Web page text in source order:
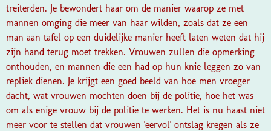
treiterden. Je bewondert haar om de manier waarop ze met
mannen omging die meer van haar wilden, zoals dat ze een
man aan tafel op een duidelijke manier heeft laten weten dat hij
zijn hand terug moet trekken. Vrouwen zullen die opmerking
onthouden, en mannen die een had op hun knie leggen zo van
repliek dienen. Je krijgt een goed beeld van hoe men vroeger
dacht, wat vrouwen mochten doen bij de politie, hoe het was
om als enige vrouw bij de politie te werken. Het is nu haast niet
meer voor te stellen dat vrouwen 'eervol' ontslag kregen als ze